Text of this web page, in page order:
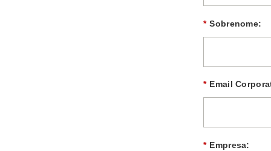
* Sobrenome:
* Email
* Empresa: